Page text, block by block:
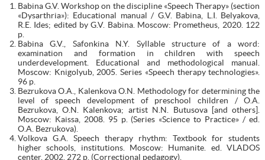
Babina G.V. Workshop on the discipline «Speech Therapy» (section
«Dysarthria»): Educational manual / G.V. Babina, L.I. Belyakova,
R.E. Ides; edited by G.V. Babina. Moscow: Prometheus, 2020. 122
p.
Babina G.V., Safonkina N.Y. Syllable structure of a word:
examination and formation in children with speech
underdevelopment. Educational and methodological manual.
Moscow: Knigolyub, 2005. Series «Speech therapy technologies».
96 p.
Bezrukova O.A., Kalenkova O.N. Methodology for determining the
level of speech development of preschool children / O.A.
Bezrukova, O.N. Kalenkova; artist N.N. Butusova [and others].
Moscow: Kaissa, 2008. 95 p. (Series «Science to Practice» / ed.
O.A. Bezrukova).
Volkova G.A. Speech therapy rhythm: Textbook for students
higher schools, institutions. Moscow: Humanite. ed. VLADOS
center, 2002. 272 p. (Correctional pedagogy).